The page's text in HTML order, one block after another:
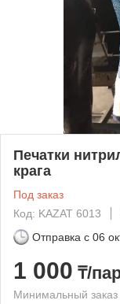
Печатки
крага
Под заказ
Код: KAZAT 6013
Отправка с 06
1 000 ₸/
Минимальный